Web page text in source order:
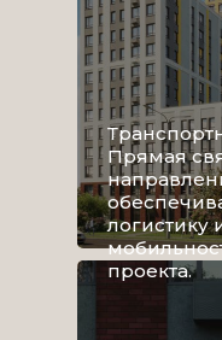
Прямая
логистику
проекта.